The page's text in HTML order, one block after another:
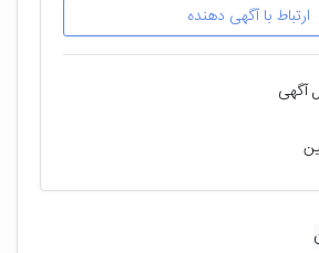
ارتباط با آگهی دهنده
آگهی